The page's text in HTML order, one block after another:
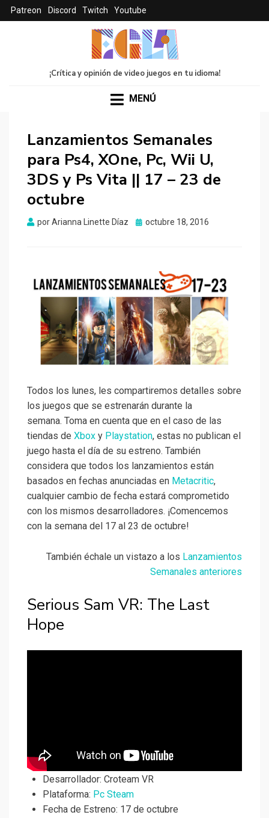
Patreon Discord Twitch Youtube
¡Crítica y opinión de video juegos en tu idioma!
MENÚ
Lanzamientos Semanales
para Ps4, XOne, Pc, Wii U,
3DS y Ps Vita || 17 – 23 de
octubre
porArianna Linette Díaz
Publicado
octubre 18, 2016
Todos los lunes, les compartiremos detalles sobre
los juegos que se estrenarán durante la
semana. Toma en cuenta que en el caso de las
tiendas de Xbox y Playstation, estas no publican el
juego hasta el día de su estreno. También
considera que todos los lanzamientos están
basados en fechas anunciadas en Metacritic,
cualquier cambio de fecha estará comprometido
con los mismos desarrolladores. ¡Comencemos
con la semana del 17 al 23 de octubre!
También échale un vistazo a los Lanzamientos
Semanales anteriores
Serious Sam VR: The Last
Hope
Desarrollador: Croteam VR
Plataforma: Pc Steam
Fecha de Estreno: 17 de octubre